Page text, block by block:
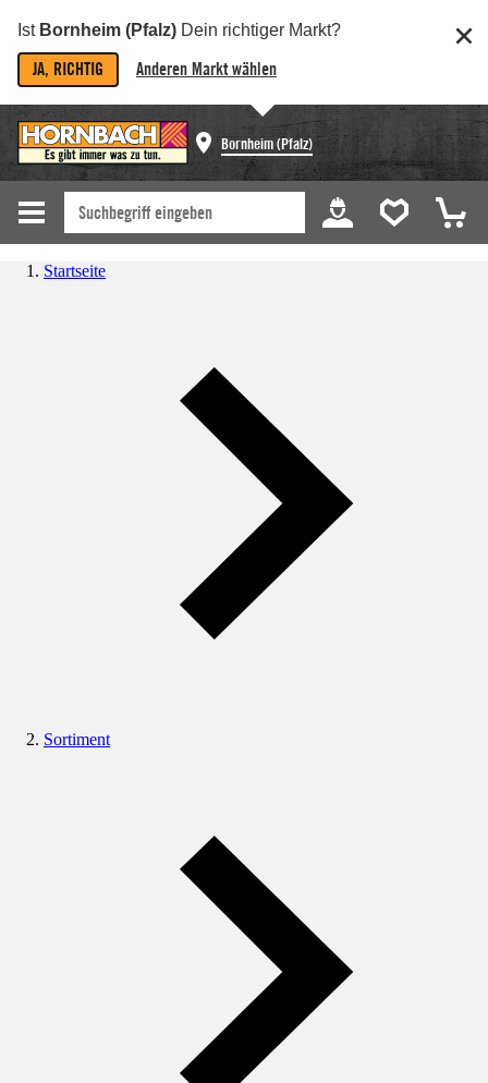
Ist Bornheim (Pfalz) Dein richtiger Markt?
JA, RICHTIG Anderen Markt wählen
Bornheim (Pfalz)
Startseite
Sortiment